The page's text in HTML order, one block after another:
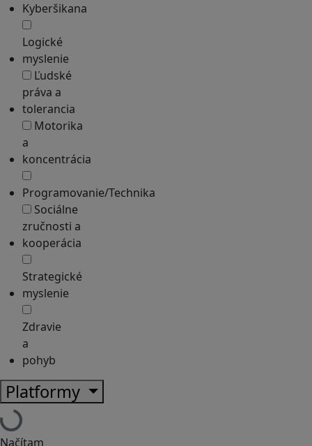
Kyberšikana
Logické
myslenie
Ľudské
práva a
tolerancia
Motorika
a
koncentrácia
Programovanie/Technika
Sociálne
zručnosti a
kooperácia
Strategické
myslenie
Zdravie
a
pohyb
Platformy
Načítam